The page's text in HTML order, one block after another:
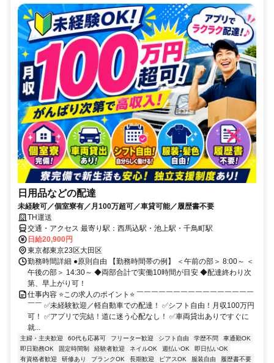
日用品などの配達
未経験可／個室寮有／月100万超可／車貸可能／履歴書不要
TH運送
交通・アクセス 最寄り駅：西馬込駅・池上駅・千鳥町駅
日給20,900円
東京都東京23区大田区
勤務時間詳細 ●原則自由 【勤務時間帯の例】 ＜午前の部＞ 8:00～ ＜
午後の部＞ 14:30～ ◆両部合計で実働10時間が目安 ◆配達終わり次
第、早上がり可！
仕事内容 ⭐この求人のポイント⭐ ￣￣￣￣￣￣￣￣￣￣￣￣￣￣￣￣
￣￣ ✅未経験歓迎／軽自動車での配達！ ✅シフト自由！月収100万円
可！ ✅アプリで完結！道に迷う心配なし！ ✅車両貸出ありですぐに
就...
主婦・主夫歓迎 60代も応募可 フリーター歓迎 シフト自由 学歴不問
車通勤OK
即日勤務OK
固定時間制 経験者歓迎 ネイルOK 週払いOK
即日払いOK
有資格者歓迎
研修あり ブランクOK 長期歓迎 ピアスOK 服装自由
履歴書不要